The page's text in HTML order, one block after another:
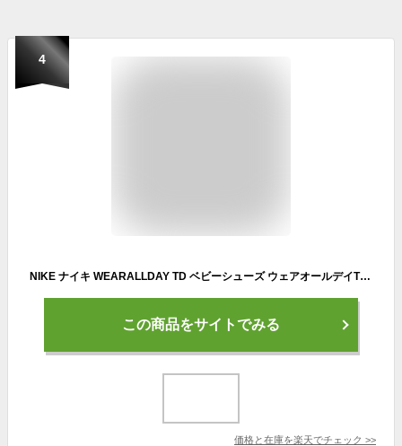
4
NIKE ナイキ WEARALLDAY TD ベビーシューズ ウェアオールデイTD CJ3818 601 ピンクフォーム ホワイト キッズ シューズ 靴 スニーカー ベビー ブランド ギフト
この商品をサイトでみる
価格と在庫を楽天でチェック >>